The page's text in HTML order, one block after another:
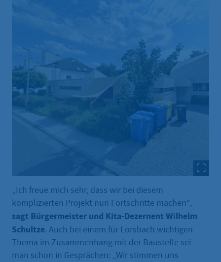
„Ich freue mich sehr, dass wir bei diesem
komplizierten Projekt nun Fortschritte machen“,
sagt Bürgermeister und Kita-Dezernent Wilhelm
Schultze. Auch bei einem für Lorsbach wichtigen
Thema im Zusammenhang mit der Baustelle sei
man schon in Gesprächen: „Wir stimmen uns